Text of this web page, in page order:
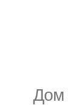
Дом